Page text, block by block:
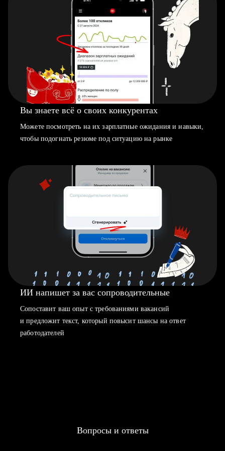
Вы знаете всё о своих конкурентах
Можете посмотреть на их зарплатные ожидания и навыки,
чтобы подогнать резюме под ситуацию на рынке
ИИ напишет за вас сопроводительные
Сопоставит ваш опыт с требованиями вакансий
и предложит текст, который повысит шансы на ответ
работодателей
Вопросы и ответы